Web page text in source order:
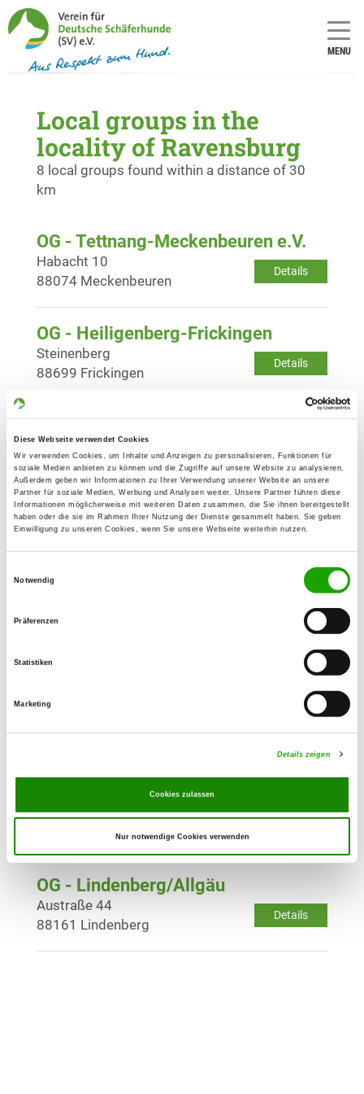
Diese Webseite verwendet Cookies
Wir verwenden Cookies, um Inhalte und Anzeigen zu personalisieren, Funktionen für
soziale Medien anbieten zu können und die Zugriffe auf unsere Website zu analysieren.
Außerdem geben wir Informationen zu Ihrer Verwendung unserer Website an unsere
Partner für soziale Medien, Werbung und Analysen weiter. Unsere Partner führen diese
Informationen möglicherweise mit weiteren Daten zusammen, die Sie ihnen bereitgestellt
haben oder die sie im Rahmen Ihrer Nutzung der Dienste gesammelt haben. Sie geben
Einwilligung zu unseren Cookies, wenn Sie unsere Webseite weiterhin nutzen.
Notwendig
Präferenzen
Statistiken
Marketing
Details zeigen
Cookies zulassen
Nur notwendige Cookies verwenden
MENU
Local groups in the
locality of Ravensburg
8 local groups found within a distance of 30
km
OG - Tettnang-Meckenbeuren e.V.
Details
Habacht 10
88074 Meckenbeuren
OG - Heiligenberg-Frickingen
Details
Steinenberg
88699 Frickingen
OG - Illmensee
Details
Sturmbergstr.
88636 Illmensee
OG - Kisslegg/Allgäu
Wangenerstr. 70
88353 Kisslegg
Deisenfangstr. 70
OG - Bad Saulgau e.V.
Details
OG - Lindau/Bodensee
Details
Kemptenerstraße
88131 Lindau/B
OG - Lindenberg/Allgäu
Details
Austraße 44
88161 Lindenberg